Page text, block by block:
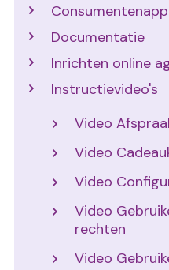
Consumentenapp
Documentatie
Inrichten online
Instructievideo's
Video
Video
Video
Video
rechten
Video